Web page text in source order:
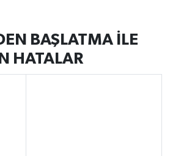
BAŞLATMA İLE
HATALAR